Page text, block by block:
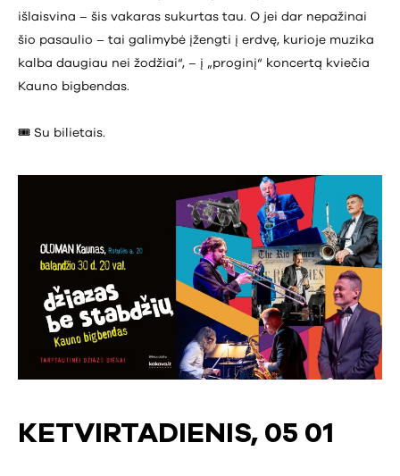
išlaisvina – šis vakaras sukurtas tau. O jei dar nepažinai
šio pasaulio – tai galimybė įžengti į erdvę, kurioje muzika
kalba daugiau nei žodžiai“, – į „proginį“ koncertą kviečia
Kauno bigbendas.
🎟️ Su bilietais.
KETVIRTADIENIS, 05 01